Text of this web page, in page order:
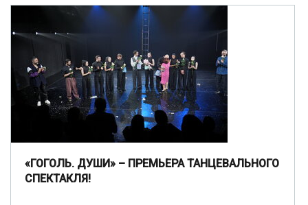
«ГОГОЛЬ. ДУШИ» – ПРЕМЬЕРА ТАНЦЕВАЛЬНОГО
СПЕКТАКЛЯ!